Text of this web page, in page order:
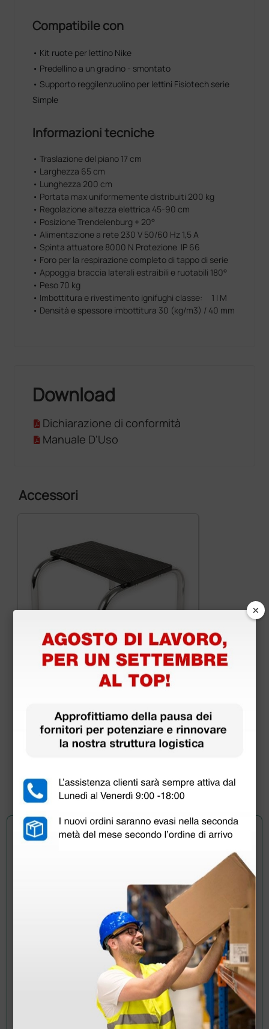
Compatibile con
• Kit ruote per lettino Nike
• Predellino a un gradino - smontato
• Supporto reggilenzuolino per lettini Fisiotech serie
Simple
Informazioni tecniche
• Traslazione del piano 17 cm
• Larghezza 65 cm
• Lunghezza 200 cm
• Portata max uniformemente distribuiti 200 kg
• Regolazione altezza elettrica 45-90 cm
• Posizione Trendelenburg + 20°
• Alimentazione a rete 230 V 50/60 Hz 1,5 A
• Spinta attuatore 8000 N Protezione IP 66
• Foro per la respirazione completo di tappo di serie
• Appoggia braccia laterali estraibili e ruotabili 180°
• Peso 70 kg
• Imbottitura e rivestimento ignifughi classe: 1 I M
• Densità e spessore imbottitura 30 (kg/m3) / 40 mm
Download
Dichiarazione di conformità
Manuale D'Uso
Accessori
45,05 €
1 pz.
Hai ancora qualche dubbio? Vuoi ulteriori
Invia ora la tua domanda ai colleghi che hanno già
acquistato questo prodotto.
×